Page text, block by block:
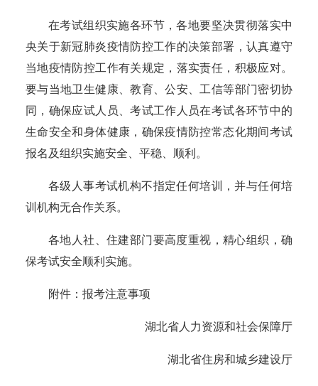
在考试组织实施各环节，各地要坚决贯彻落实中
央关于新冠肺炎疫情防控工作的决策部署，认真遵守
当地疫情防控工作有关规定，落实责任，积极应对。
要与当地卫生健康、教育、公安、工信等部门密切协
同，确保应试人员、考试工作人员在考试各环节中的
生命安全和身体健康，确保疫情防控常态化期间考试
报名及组织实施安全、平稳、顺利。
各级人事考试机构不指定任何培训，并与任何培
训机构无合作关系。
各地人社、住建部门要高度重视，精心组织，确
保考试安全顺利实施。
附件： 报考注意事项
湖北省人力资源和社会保障厅
湖北省住房和城乡建设厅